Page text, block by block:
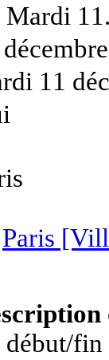
Mardi
11
Paris
début/